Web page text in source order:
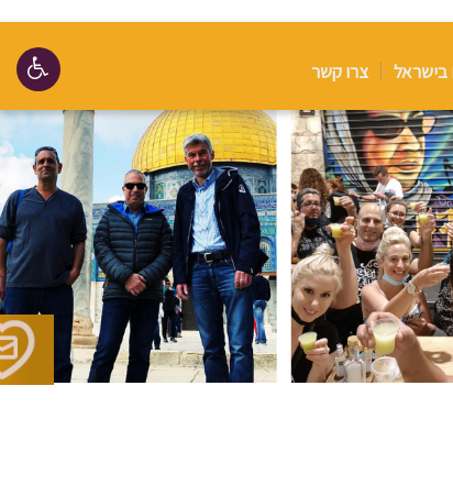
בישראל צרו קשר